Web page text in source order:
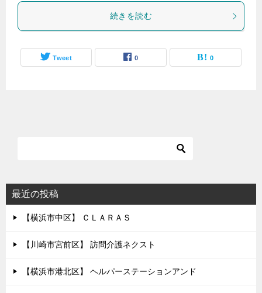
続きを読む
Tweet 0 0
最近の投稿
【横浜市中区】 ＣＬＡＲＡＳ
【川崎市宮前区】 訪問介護ネクスト
【横浜市港北区】 ヘルパーステーションアンド